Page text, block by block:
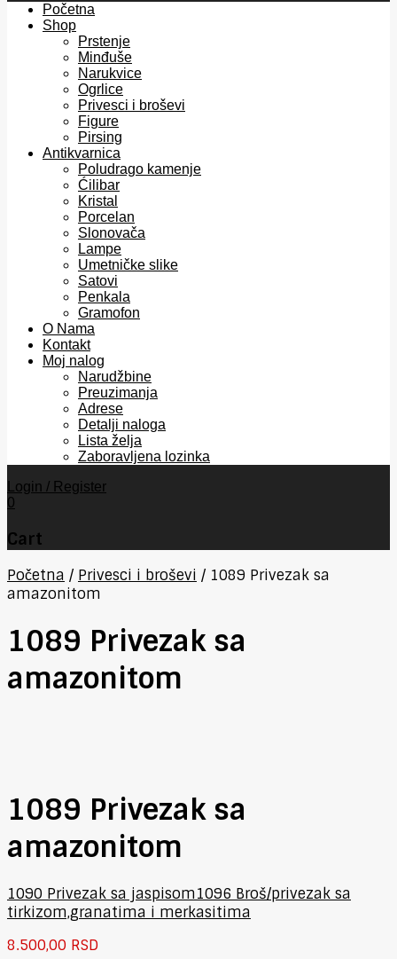
Početna
Shop
Prstenje
Minđuše
Narukvice
Ogrlice
Privesci i broševi
Figure
Pirsing
Antikvarnica
Poludrago kamenje
Ćilibar
Kristal
Porcelan
Slonovača
Lampe
Umetničke slike
Satovi
Penkala
Gramofon
O Nama
Kontakt
Moj nalog
Narudžbine
Preuzimanja
Adrese
Detalji naloga
Lista želja
Zaboravljena lozinka
Login / Register
0
Cart
Početna / Privesci i broševi / 1089 Privezak sa
amazonitom
1089 Privezak sa
amazonitom
1089 Privezak sa
amazonitom
1090 Privezak sa jaspisom1096 Broš/privezak sa
tirkizom,granatima i merkasitima
8.500,00 RSD